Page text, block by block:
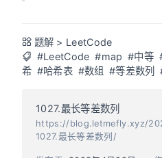
题解 > LeetCode
#LeetCode #map #中等
希 #哈希表 #数组 #等差数列
1027.最长等差数列
https://blog.letmefly.xyz/
1027.最长等差数列/